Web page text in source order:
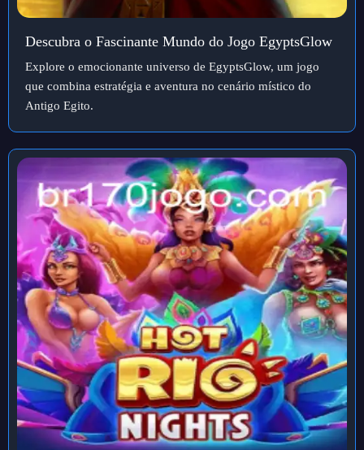
Descubra o Fascinante Mundo do Jogo EgyptsGlow
Explore o emocionante universo de EgyptsGlow, um jogo
que combina estratégia e aventura no cenário místico do
Antigo Egito.